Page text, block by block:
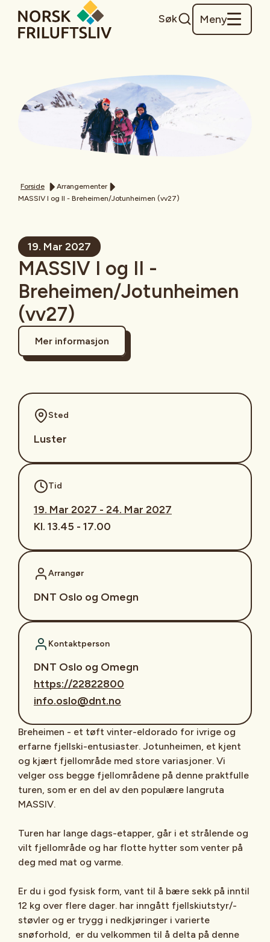
Søk Meny
Forside
Arrangementer
MASSIV I og II - Breheimen/Jotunheimen (vv27)
19. Mar 2027
MASSIV I og II -
Breheimen/Jotunheimen
(vv27)
Mer informasjon
Sted
Luster
Tid
19. Mar 2027 - 24. Mar 2027
Kl. 13.45 - 17.00
Arrangør
DNT Oslo og Omegn
Kontaktperson
DNT Oslo og Omegn
https://22822800
info.oslo@dnt.no
Breheimen - et tøft vinter-eldorado for ivrige og
erfarne fjellski-entusiaster. Jotunheimen, et kjent
og kjært fjellområde med store variasjoner. Vi
velger oss begge fjellområdene på denne praktfulle
turen, som er en del av den populære langruta
MASSIV.
Turen har lange dags-etapper, går i et strålende og
vilt fjellområde og har flotte hytter som venter på
deg med mat og varme.
Er du i god fysisk form, vant til å bære sekk på inntil
12 kg over flere dager. har inngått fjellskiutstyr/-
støvler og er trygg i nedkjøringer i varierte
snøforhold, er du velkommen til å delta på denne